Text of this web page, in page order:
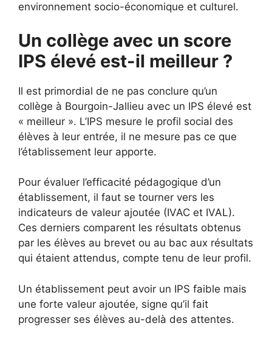
environnement socio-économique et culturel.
Un collège avec un score
IPS élevé est-il meilleur ?
Il est primordial de ne pas conclure qu’un
collège à Bourgoin-Jallieu avec un IPS élevé est
« meilleur ». L’IPS mesure le profil social des
élèves à leur entrée, il ne mesure pas ce que
l’établissement leur apporte.
Pour évaluer l’efficacité pédagogique d’un
établissement, il faut se tourner vers les
indicateurs de valeur ajoutée (IVAC et IVAL).
Ces derniers comparent les résultats obtenus
par les élèves au brevet ou au bac aux résultats
qui étaient attendus, compte tenu de leur profil.
Un établissement peut avoir un IPS faible mais
une forte valeur ajoutée, signe qu’il fait
progresser ses élèves au-delà des attentes.